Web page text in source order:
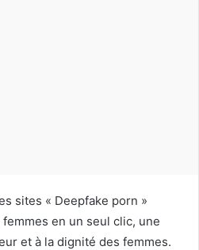
sites « Deepfake porn »
en un seul clic, une
et à la dignité des femmes.